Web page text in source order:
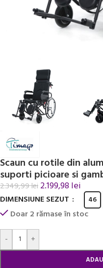
Scaun cu rotile din
suporti picioare si
2.349,99lei2.199,98lei
DIMENSIUNE SEZUT 46
Doar 2 rămase în stoc
-
+
Alternative: